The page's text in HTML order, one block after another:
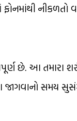
નીકળતો
છે. આ તમારા
જાગવાનો સમય